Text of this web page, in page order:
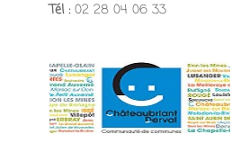
Tél :02 28 04 06 33